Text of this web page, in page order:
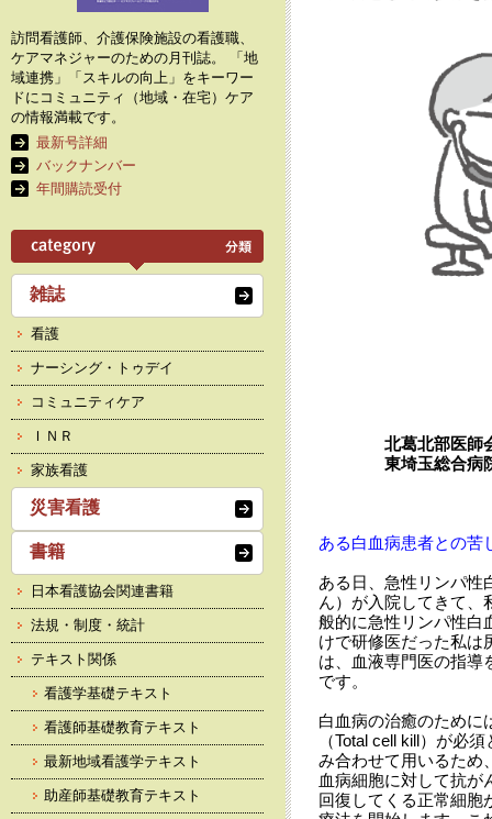
北葛北部医師
東埼玉総合病
ある白血病患者との苦
ある日、急性リンパ性
ん）が入院してきて、
般的に急性リンパ性白
けで研修医だった私は
は、血液専門医の指導
です。
白血病の治癒のために
（Total cell kill）が必
み合わせて用いるため
血病細胞に対して抗が
回復してくる正常細胞
訪問看護師、介護保険施設の看護職、
ケアマネジャーのための月刊誌。 「地
域連携」「スキルの向上」をキーワー
ドにコミュニティ（地域・在宅）ケア
の情報満載です。
最新号詳細
バックナンバー
年間購読受付
雑誌
看護
ナーシング・トゥデイ
コミュニティケア
ＩＮＲ
家族看護
災害看護
書籍
日本看護協会関連書籍
法規・制度・統計
テキスト関係
看護学基礎テキスト
看護師基礎教育テキスト
最新地域看護学テキスト
助産師基礎教育テキスト